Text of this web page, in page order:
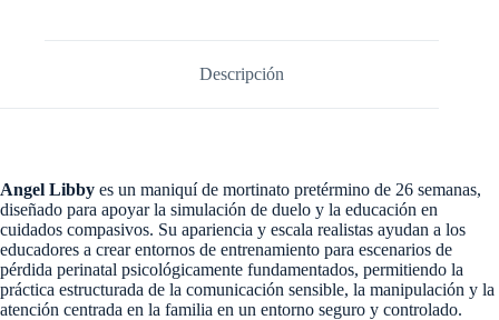
Descripción
Angel Libby es un maniquí de mortinato pretérmino de 26 semanas,
diseñado para apoyar la simulación de duelo y la educación en
cuidados compasivos. Su apariencia y escala realistas ayudan a los
educadores a crear entornos de entrenamiento para escenarios de
pérdida perinatal psicológicamente fundamentados, permitiendo la
práctica estructurada de la comunicación sensible, la manipulación y la
atención centrada en la familia en un entorno seguro y controlado.